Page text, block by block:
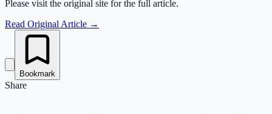
Please visit the original site for the full article.
Read Original Article →
Bookmark
Share